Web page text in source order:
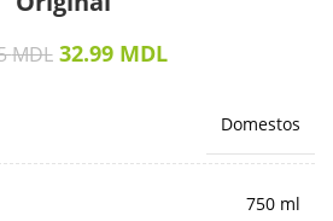
MDL 32.99 MDL
Domestos
750 ml